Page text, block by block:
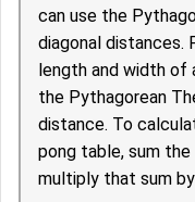
can use the
diagonal distances.
length and width of
the Pythagorean
distance. To
pong table, sum
multiply that sum